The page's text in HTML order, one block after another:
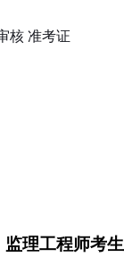
核 准考证
理工程师考生